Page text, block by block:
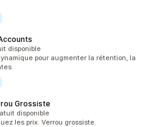
disponible
pour augmenter la rétention, la
Grossiste
disponible
les prix. Verrou grossiste.